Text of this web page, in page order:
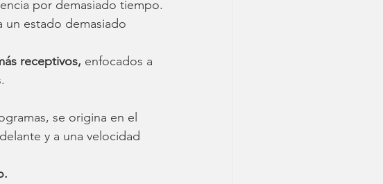
por demasiado tiempo.
un estado demasiado
receptivos, enfocados a
se origina en el
y a una velocidad